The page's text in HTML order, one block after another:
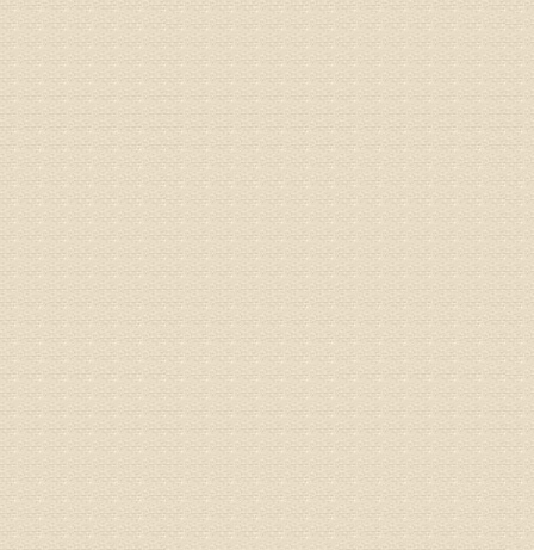
病情描
专家回
由于来
姓名
专家回
液，同
外用、
姓名：
病情描
专家回
的检查
济南杏
由于专